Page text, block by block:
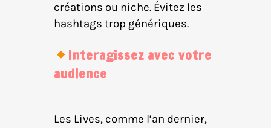
créations ou niche. Évitez les
hashtags trop génériques.
Interagissez avec votre
audience
Les Lives, comme l’an dernier,